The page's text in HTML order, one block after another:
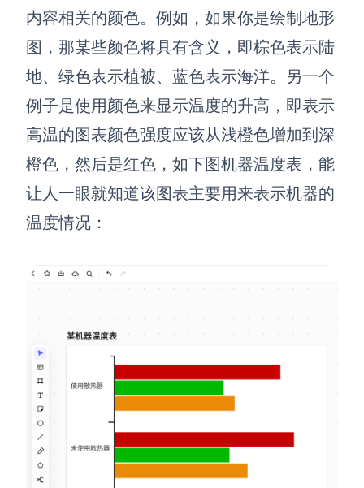
内容相关的颜色。例如，如果你是绘制地形
图，那某些颜色将具有含义，即棕色表示陆
地、绿色表示植被、蓝色表示海洋。另一个
例子是使用颜色来显示温度的升高，即表示
高温的图表颜色强度应该从浅橙色增加到深
橙色，然后是红色，如下图机器温度表，能
让人一眼就知道该图表主要用来表示机器的
温度情况：